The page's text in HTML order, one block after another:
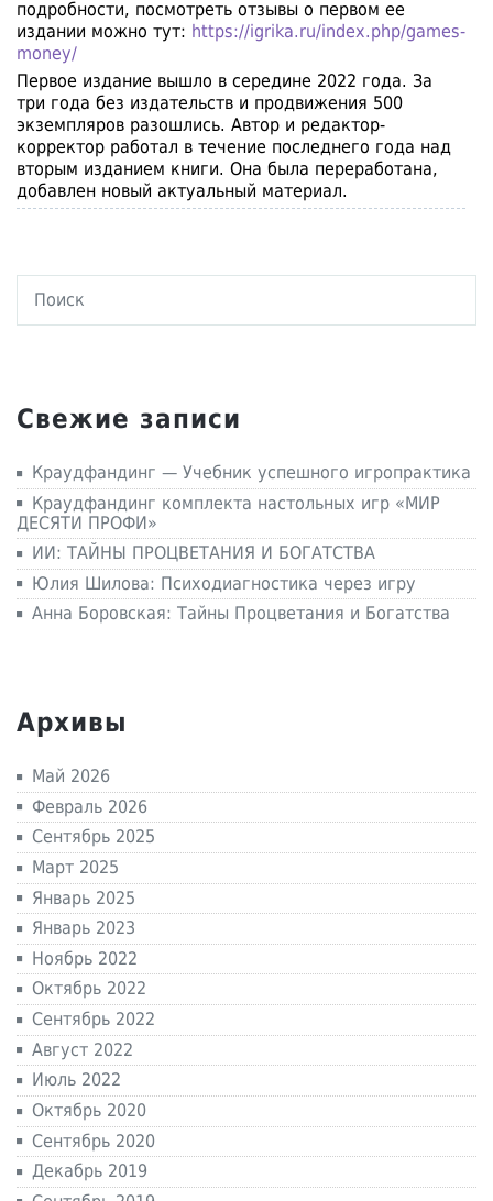
подробности, посмотреть отзывы о первом ее
издании можно тут: https://igrika.ru/index.php/games-
money/
Первое издание вышло в середине 2022 года. За
три года без издательств и продвижения 500
экземпляров разошлись. Автор и редактор-
корректор работал в течение последнего года над
вторым изданием книги. Она была переработана,
добавлен новый актуальный материал.
Свежие записи
Краудфандинг — Учебник успешного игропрактика
Краудфандинг комплекта настольных игр «МИР
ДЕСЯТИ ПРОФИ»
ИИ: ТАЙНЫ ПРОЦВЕТАНИЯ И БОГАТСТВА
Юлия Шилова: Психодиагностика через игру
Анна Боровская: Тайны Процветания и Богатства
Архивы
Май 2026
Февраль 2026
Сентябрь 2025
Март 2025
Январь 2025
Январь 2023
Ноябрь 2022
Октябрь 2022
Сентябрь 2022
Август 2022
Июль 2022
Октябрь 2020
Сентябрь 2020
Декабрь 2019